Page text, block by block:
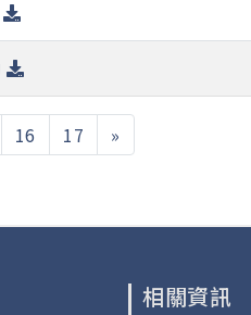
16 17 »
相關資訊